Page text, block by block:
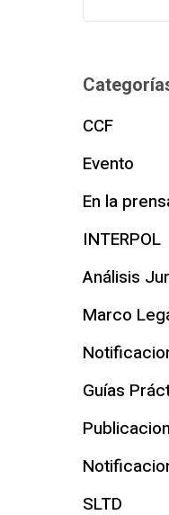
CCF
Evento
En la
INTERPOL
Análisis
Marco
Guías
SLTD